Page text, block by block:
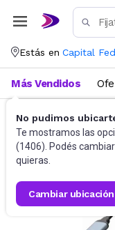
Estás en Capital
No pudimos
Te mostramos las
(1406). Podés
quieras.
cambiar ubicación
Más Vendidos
Accesorios de